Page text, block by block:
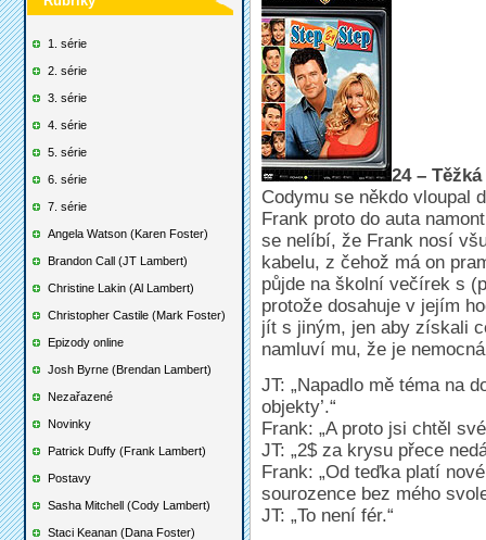
1. série
2. série
3. série
4. série
5. série
6. série
7. série
Angela Watson (Karen Foster)
Brandon Call (JT Lambert)
Christine Lakin (Al Lambert)
Christopher Castile (Mark Foster)
Epizody online
Josh Byrne (Brendan Lambert)
Nezařazené
Novinky
Patrick Duffy (Frank Lambert)
Postavy
Sasha Mitchell (Cody Lambert)
Staci Keanan (Dana Foster)
24 –
Codymu se někdo vloupal
Frank proto do auta
se nelíbí, že Frank nosí
kabelu, z čehož má on
půjde na školní večírek s
protože dosahuje v jejím
jít s jiným, jen aby získali
namluví mu, že je
JT: „Napadlo mě téma na
objekty’.“
Frank: „A proto jsi chtěl
JT: „2$ za krysu přece
Frank: „Od teďka platí
sourozence bez mého
JT: „To není fér.“